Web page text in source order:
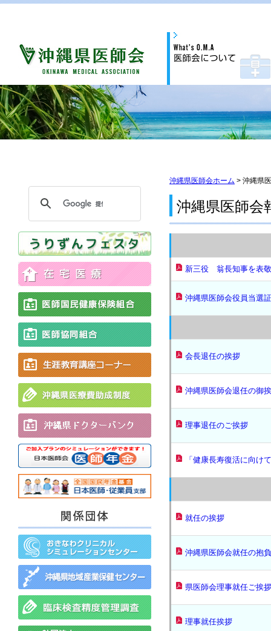
沖縄県医師会ホーム > 沖縄県
沖縄県医師会
新三役 翁長知事を表
沖縄県医師会役員当選
会長退任の挨拶
沖縄県医師会退任の御
理事退任のご挨拶
「健康長寿復活に向け
就任の挨拶
沖縄県医師会就任の抱負
県医師会理事就任ご挨拶
理事就任挨拶